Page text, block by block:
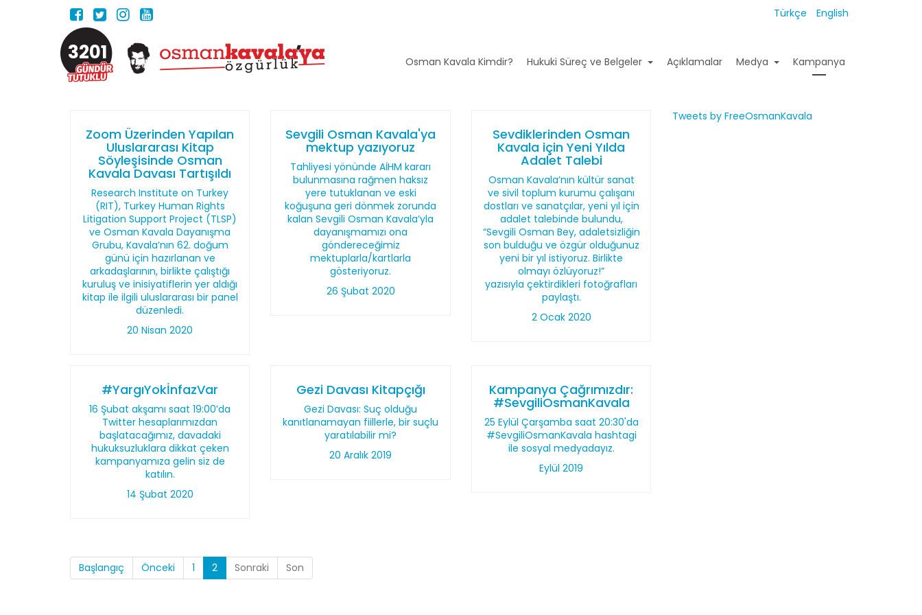
Türkçe English
3201 Osman Kavala Kimdir? Hukuki Süreç ve Belgeler Açıklamalar Medya Kampanya
Zoom Üzerinden Yapılan
Uluslararası Kitap
Söyleşisinde Osman
Kavala Davası Tartışıldı
Research Institute on Turkey
(RIT), Turkey Human Rights
Litigation Support Project (TLSP)
ve Osman Kavala Dayanışma
Grubu, Kavala’nın 62. doğum
günü için hazırlanan ve
arkadaşlarının, birlikte çalıştığı
kuruluş ve inisiyatiflerin yer aldığı
kitap ile ilgili uluslararası bir panel
düzenledi.
20 Nisan 2020
Sevgili Osman Kavala'ya
mektup yazıyoruz
Tahliyesi yönünde AİHM kararı
bulunmasına rağmen haksız
yere tutuklanan ve eski
koğuşuna geri dönmek zorunda
kalan Sevgili Osman Kavala’yla
dayanışmamızı ona
göndereceğimiz
mektuplarla/kartlarla
gösteriyoruz.
26 Şubat 2020
Sevdiklerinden Osman
Kavala için Yeni Yılda
Adalet Talebi
Osman Kavala’nın kültür sanat
ve sivil toplum kurumu çalışanı
dostları ve sanatçılar, yeni yıl için
adalet talebinde bulundu,
“Sevgili Osman Bey, adaletsizliğin
son bulduğu ve özgür olduğunuz
yeni bir yıl istiyoruz. Birlikte
olmayı özlüyoruz!”
yazısıyla çektirdikleri fotoğrafları
paylaştı.
2 Ocak 2020
#YargıYokİnfazVar
16 Şubat akşamı saat 19:00’da
Twitter hesaplarımızdan
başlatacağımız, davadaki
hukuksuzluklara dikkat çeken
kampanyamıza gelin siz de
katılın.
14 Şubat 2020
Gezi Davası Kitapçığı
Gezi Davası: Suç olduğu
kanıtlanamayan fiillerle, bir suçlu
yaratılabilir mi?
20 Aralık 2019
Kampanya Çağrımızdır:
#SevgiliOsmanKavala
25 Eylül Çarşamba saat 20:30'da
#SevgiliOsmanKavala hashtagi
ile sosyal medyadayız.
Eylül 2019
Başlangıç Önceki 1 2 Sonraki Son
Tweets by FreeOsmanKavala